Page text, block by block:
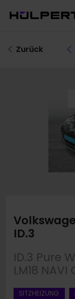
Zurück
ID.3
ID.3 Pure
LM18 NAVI
SITZHEIZUNG